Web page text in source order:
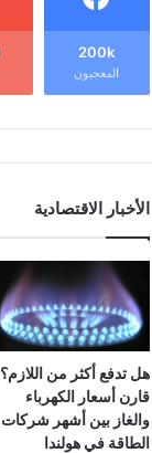
200k
المعجبون
الأخبار الاقتصادية
هل تدفع أكثر من اللازم؟
قارن أسعار الكهرباء
والغاز بين أشهر شركات
الطاقة في هولندا